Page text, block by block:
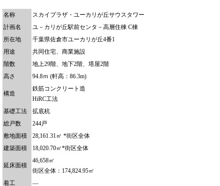
名称
スカイプラザ・ユーカリが丘サウスタワー
計画名
ユ－カリが丘駅前センタ－高層住棟 C棟
所在地
千葉県佐倉市ユーカリが丘4番1
用途
共同住宅、商業施設
階数
地上29階、地下2階、塔屋2階
高さ
94.8ｍ (軒高：86.3m)
構造
鉄筋コンクリート造
HiRC工法
基礎工法
拡底杭
総戸数
244戸
敷地面積
28,161.31㎡ *街区全体
建築面積
18,020.70㎡*街区全体
延床面積
46,658㎡
街区全体：174,824.95㎡
着工
―